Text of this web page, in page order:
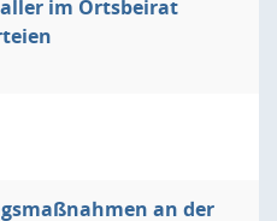
im Ortsbeirat
an der